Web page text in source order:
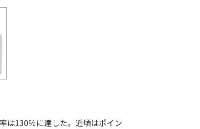
は130％に達した。近頃はポイン